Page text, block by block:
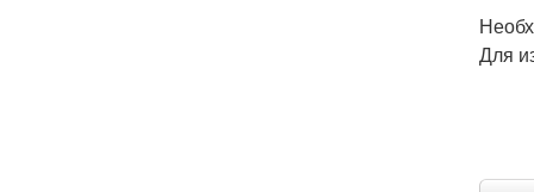
Для